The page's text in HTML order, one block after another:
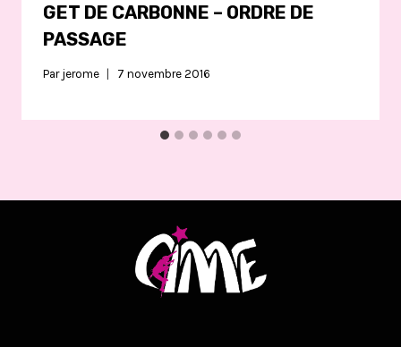
GET DE CARBONNE – ORDRE DE
PASSAGE
Par jerome 7 novembre 2016